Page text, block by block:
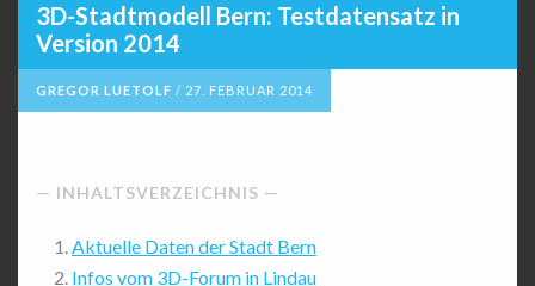
3D-Stadtmodell Bern: Testdatensatz in
Version 2014
GREGOR LUETOLF / 27. FEBRUAR 2014
INHALTSVERZEICHNIS
Aktuelle Daten der Stadt Bern
Infos vom 3D-Forum in Lindau